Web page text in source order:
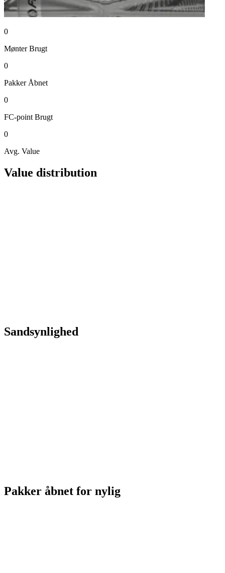
0
Mønter Brugt
0
Pakker Åbnet
0
FC-point Brugt
0
Avg. Value
Value distribution
Sandsynlighed
Pakker åbnet for nylig